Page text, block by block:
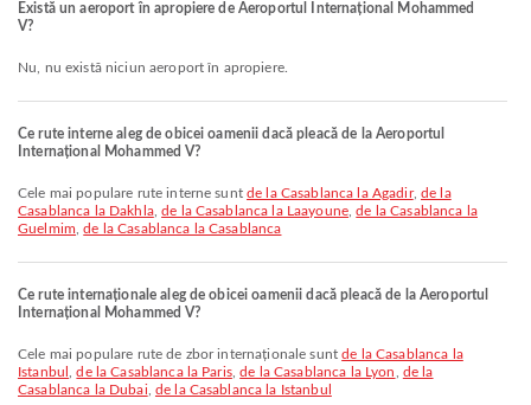
Există un aeroport în apropiere de Aeroportul Internațional Mohammed
V?
Nu, nu există niciun aeroport în apropiere.
Ce rute interne aleg de obicei oamenii dacă pleacă de la Aeroportul
Internațional Mohammed V?
Cele mai populare rute interne suntde la Casablanca la Agadir, de la
Casablanca la Dakhla,de la Casablanca la Laayoune ,de la Casablanca la
Guelmim ,de la Casablanca la Casablanca
Ce rute internaționale aleg de obicei oamenii dacă pleacă de la Aeroportul
Internațional Mohammed V?
Cele mai populare rute de zbor internaționale suntde la Casablanca la
Istanbul
,de la Casablanca la Paris,de la Casablanca la Lyon
de la
Casablanca la Dubai de la Casablanca la Istanbul